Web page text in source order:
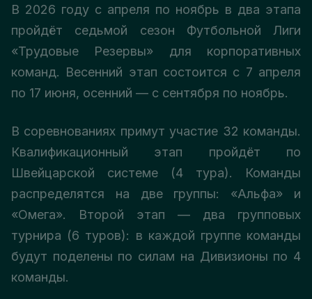
В 2026 году с апреля по ноябрь в два этапа
пройдёт седьмой сезон Футбольной Лиги
«Трудовые Резервы» для корпоративных
команд. Весенний этап состоится с 7 апреля
по 17 июня, осенний — с сентября по ноябрь.
В соревнованиях примут участие 32 команды.
Квалификационный этап пройдёт по
Швейцарской системе (4 тура). Команды
распределятся на две группы: «Альфа» и
«Омега». Второй этап — два групповых
турнира (6 туров): в каждой группе команды
будут поделены по силам на Дивизионы по 4
команды.